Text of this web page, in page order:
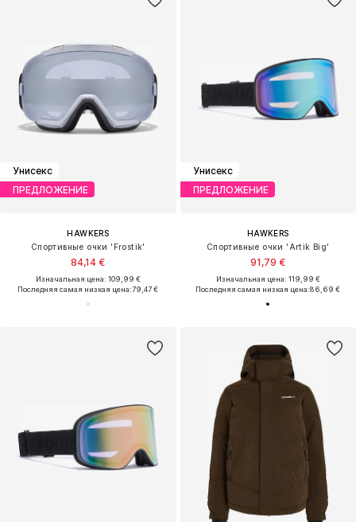
Унисекс
ПРЕДЛОЖЕНИЕ
HAWKERS
Спортивные очки 'Frostik'
84,14 €
Изначальная цена: 109,99 €
Последняя самая низкая цена:79,47 €
Унисекс
ПРЕДЛОЖЕНИЕ
HAWKERS
Спортивные очки 'Artik Big'
91,79 €
Изначальная цена: 119,99 €
Последняя самая низкая цена:86,69 €